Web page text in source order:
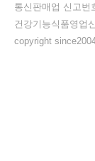
통신판매업 신고번
건강기능식품영업
copyright